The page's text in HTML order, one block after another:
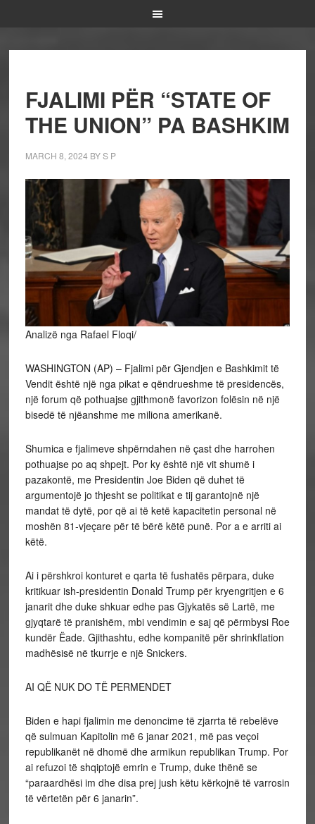
FJALIMI PËR “STATE OF
THE UNION” PA BASHKIM
MARCH 8, 2024 BYS P
Analizë nga Rafael Floqi/
WASHINGTON (AP) – Fjalimi për Gjendjen e Bashkimit të
Vendit është një nga pikat e qëndrueshme të presidencës,
një forum që pothuajse gjithmonë favorizon folësin në një
bisedë të njëanshme me miliona amerikanë.
Shumica e fjalimeve shpërndahen në çast dhe harrohen
pothuajse po aq shpejt. Por ky është një vit shumë i
pazakontë, me Presidentin Joe Biden që duhet të
argumentojë jo thjesht se politikat e tij garantojnë një
mandat të dytë, por që ai të ketë kapacitetin personal në
moshën 81-vjeçare për të bërë këtë punë. Por a e arriti ai
këtë.
Ai i përshkroi konturet e qarta të fushatës përpara, duke
kritikuar ish-presidentin Donald Trump për kryengritjen e 6
janarit dhe duke shkuar edhe pas Gjykatës së Lartë, me
gjyqtarë të pranishëm, mbi vendimin e saj që përmbysi Roe
kundër Ëade. Gjithashtu, edhe kompanitë për shrinkflation
madhësisë në tkurrje e një Snickers.
AI QË NUK DO TË PERMENDET
Biden e hapi fjalimin me denoncime të zjarrta të rebelëve
që sulmuan Kapitolin më 6 janar 2021, më pas veçoi
republikanët në dhomë dhe armikun republikan Trump. Por
ai refuzoi të shqiptojë emrin e Trump, duke thënë se
“paraardhësi im dhe disa prej jush këtu kërkojnë të varrosin
të vërtetën për 6 janarin”.